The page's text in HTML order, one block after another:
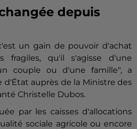
depuis
un gain de pouvoir d'achat
fragiles, qu'il s'agisse d'une
couple ou d'une famille", a
d'État auprès de la Ministre des
Christelle Dubos.
par les caisses d'allocations
sociale agricole ou encore